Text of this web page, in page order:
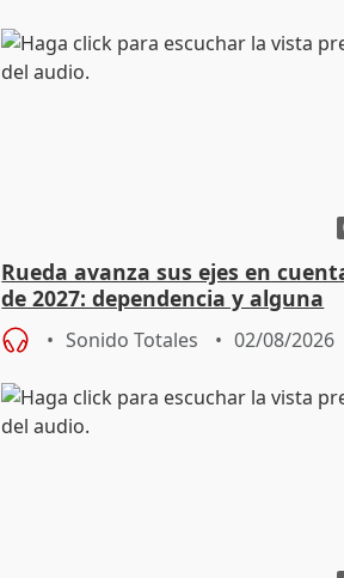
Rueda avanza sus ejes en
de 2027: dependencia y alguna
rebaja fiscal más en vivienda
Sonido Totales 02/08/2026